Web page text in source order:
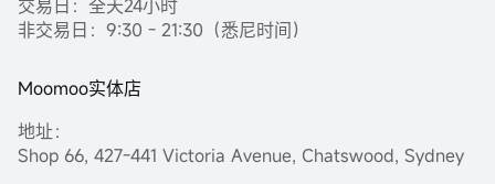
交易日：全天24小时
非交易日：9:30 - 21:30（悉尼时间）
Moomoo实体店
地址：
Shop 66, 427-441 Victoria Avenue, Chatswood, Sydney